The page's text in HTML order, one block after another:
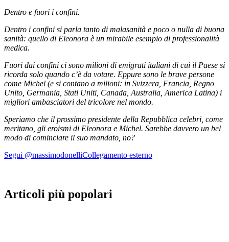
Dentro e fuori i confini.
Dentro i confini si parla tanto di malasanità e poco o nulla di buona
sanità: quello di Eleonora è un mirabile esempio di professionalità
medica.
Fuori dai confini ci sono milioni di emigrati italiani di cui il Paese si
ricorda solo quando c’è da votare. Eppure sono le brave persone
come Michel (e si contano a milioni: in Svizzera, Francia, Regno
Unito, Germania, Stati Uniti, Canada, Australia, America Latina) i
migliori ambasciatori del tricolore nel mondo.
Speriamo che il prossimo presidente della Repubblica celebri, come
meritano, gli eroismi di Eleonora e Michel. Sarebbe davvero un bel
modo di cominciare il suo mandato, no?
Segui @massimodonelliCollegamento esterno
Articoli più popolari